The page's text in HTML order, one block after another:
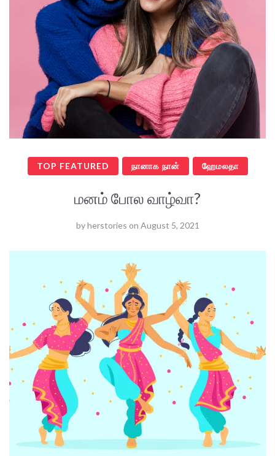
TOP FEATURED நானாக நான் ஹேமலதா
மனம் போல வாழ்வா?
byherstories on August 5, 2021